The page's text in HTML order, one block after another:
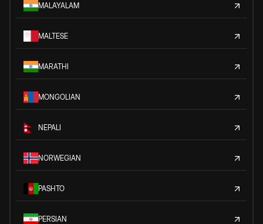
MALAYALAM
MALTESE
MARATHI
MONGOLIAN
NEPALI
NORWEGIAN
PASHTO
PERSIAN